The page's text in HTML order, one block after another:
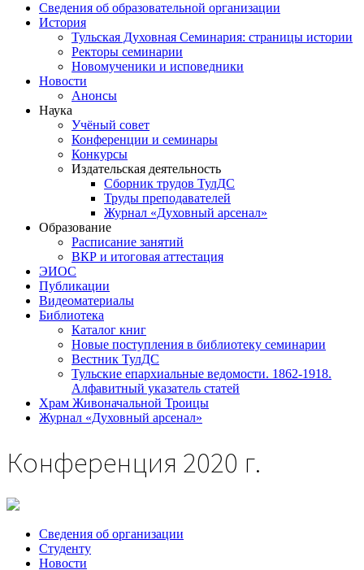
Сведения об образовательной организации
История
Тульская Духовная Семинария: страницы истории
Ректоры семинарии
Новомученики и исповедники
Новости
Анонсы
Наука
Учёный совет
Конференции и семинары
Конкурсы
Издательская деятельность
Сборник трудов ТулДС
Труды преподавателей
Журнал «Духовный арсенал»
Образование
Расписание занятий
ВКР и итоговая аттестация
ЭИОС
Публикации
Видеоматериалы
Библиотека
Каталог книг
Новые поступления в библиотеку семинарии
Вестник ТулДС
Тульские епархиальные ведомости. 1862-1918.
Алфавитный указатель статей
Храм Живоначальной Троицы
Журнал «Духовный арсенал»
Конференция 2020 г.
Сведения об организации
Студенту
Новости